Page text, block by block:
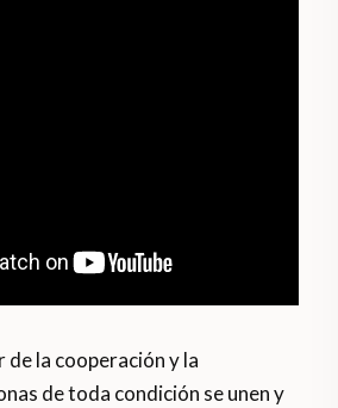
de la cooperación y la
de toda condición se unen y